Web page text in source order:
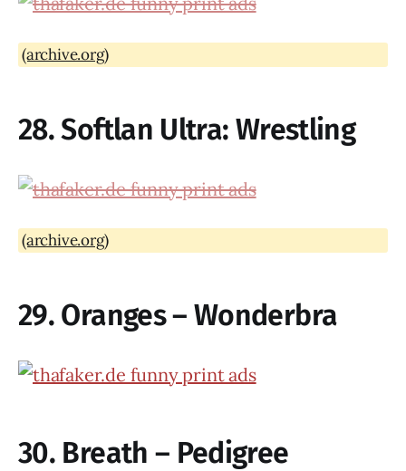
(archive.org)
28. Softlan Ultra: Wrestling
(archive.org)
29. Oranges – Wonderbra
30. Breath – Pedigree